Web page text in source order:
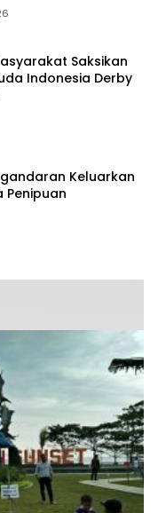
Saksikan
Indonesia Derby
Keluarkan
Penipuan